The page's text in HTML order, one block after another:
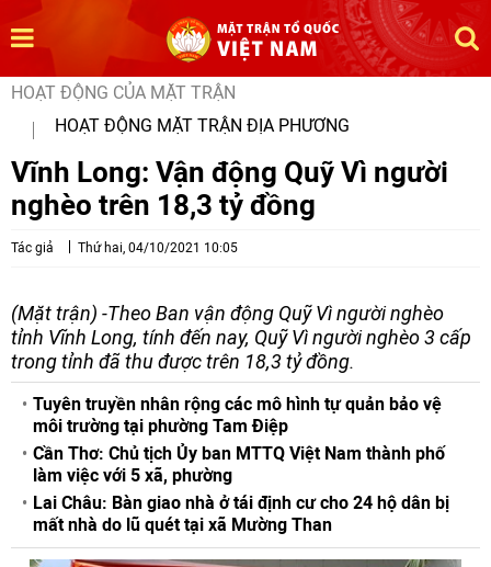
HOẠT ĐỘNG CỦA MẶT TRẬN
HOẠT ĐỘNG MẶT TRẬN ĐỊA PHƯƠNG
Vĩnh Long: Vận động Quỹ Vì người
nghèo trên 18,3 tỷ đồng
Tác giả Thứ hai, 04/10/2021 10:05
(Mặt trận) -Theo Ban vận động Quỹ Vì người nghèo
tỉnh Vĩnh Long, tính đến nay, Quỹ Vì người nghèo 3 cấp
trong tỉnh đã thu được trên 18,3 tỷ đồng.
Tuyên truyền nhân rộng các mô hình tự quản bảo vệ
môi trường tại phường Tam Điệp
Cần Thơ: Chủ tịch Ủy ban MTTQ Việt Nam thành phố
làm việc với 5 xã, phường
Lai Châu: Bàn giao nhà ở tái định cư cho 24 hộ dân bị
mất nhà do lũ quét tại xã Mường Than